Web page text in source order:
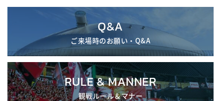
Q&A
ご来場時のお願い・Q&A
RULE & MANNER
観戦ルール＆マナー